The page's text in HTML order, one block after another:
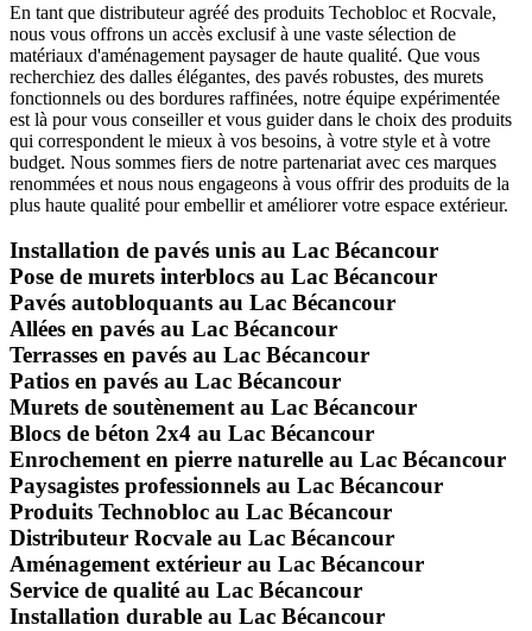
En tant que distributeur agréé des produits Techobloc et Rocvale,
nous vous offrons un accès exclusif à une vaste sélection de
matériaux d'aménagement paysager de haute qualité. Que vous
recherchiez des dalles élégantes, des pavés robustes, des murets
fonctionnels ou des bordures raffinées, notre équipe expérimentée
est là pour vous conseiller et vous guider dans le choix des produits
qui correspondent le mieux à vos besoins, à votre style et à votre
budget. Nous sommes fiers de notre partenariat avec ces marques
renommées et nous nous engageons à vous offrir des produits de la
plus haute qualité pour embellir et améliorer votre espace extérieur.
Installation de pavés unis au Lac Bécancour
Pose de murets interblocs au Lac Bécancour
Pavés autobloquants au Lac Bécancour
Allées en pavés au Lac Bécancour
Terrasses en pavés au Lac Bécancour
Patios en pavés au Lac Bécancour
Murets de soutènement au Lac Bécancour
Blocs de béton 2x4 au Lac Bécancour
Enrochement en pierre naturelle au Lac Bécancour
Paysagistes professionnels au Lac Bécancour
Produits Technobloc au Lac Bécancour
Distributeur Rocvale au Lac Bécancour
Aménagement extérieur au Lac Bécancour
Service de qualité au Lac Bécancour
Installation durable au Lac Bécancour